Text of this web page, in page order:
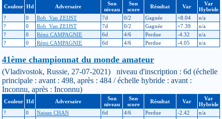
Couleur Hd Adversaire
Son
niveau
Son
score
Résultat Var
Var
Hybride
?
0 Rob_Van ZEIJST 7d 0/2 Gagnée +8.04
n/a
?
0 Rob_Van ZEIJST 7d 0/2 Gagnée +7.39
n/a
?
0 Rémi CAMPAGNIE 6d 4/6 Perdue -4.32
n/a
?
0 Rémi CAMPAGNIE 6d 4/6 Perdue -4.05 n/a
41ème championnat du monde amateur
(Vladivostok, Russie, 27-07-2021) niveau d'inscription : 6d (échelle
principale : avant : 498, après : 484 / échelle hybride : avant :
Inconnu, après : Inconnu)
Couleur Hd Adversaire
Son
niveau
Son
score
Résultat Var
Var
Hybride
?
0 Naisan CHAN 6d 4/6 Perdue -2.42
n/a